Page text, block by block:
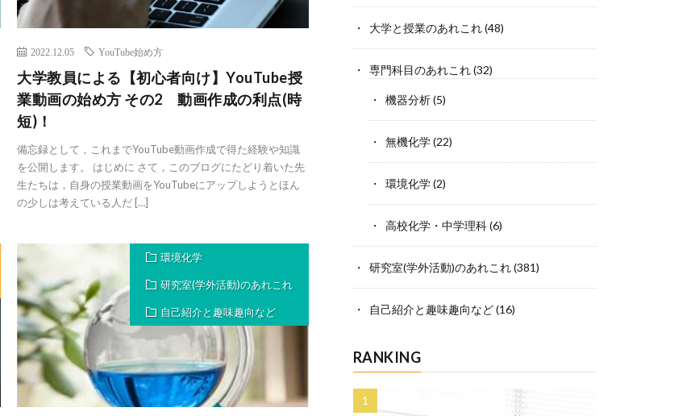
2022.12.05 YouTube始め方
大学教員による【初心者向け】YouTube授
業動画の始め方 その2 動画作成の利点(時
短)！
備忘録として，これまでYouTube動画作成で得た経験や知識
を公開します。 はじめに さて，このブログにたどり着いた先
生たちは，自身の授業動画をYouTubeにアップしようとほん
の少しは考えている人だ […]
環境化学
研究室(学外活動)のあれこれ
自己紹介と趣味趣向など
大学と授業のあれこれ(48)
専門科目のあれこれ(32)
機器分析(5)
無機化学(22)
環境化学(2)
高校化学・中学理科(6)
研究室(学外活動)のあれこれ(381)
自己紹介と趣味趣向など(16)
RANKING